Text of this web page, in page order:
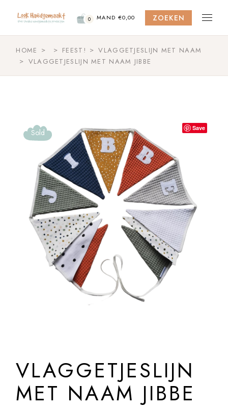
content
0 MAND €0,00 ZOEKEN
HOME FEEST!
VLAGGETJESLIJN MET NAAM
VLAGGETJESLIJN MET NAAM JIBBE
Sold Save
VLAGGETJESLIJN
MET NAAM JIBBE